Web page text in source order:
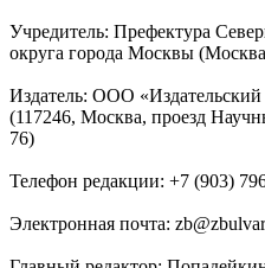
Учредитель: Префектура
округа города Москвы
Издатель: ООО «Издательский
(117246, Москва, проезд
76)
Телефон редакции: +7 (903)
Электронная почта: